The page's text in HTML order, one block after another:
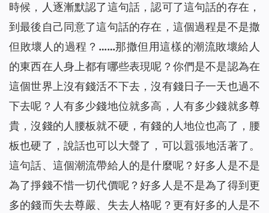
時候，人逐漸默認了這句話，認可了這句話的存在，
到最後自己同意了這句話的存在，這個過程是不是撒
但敗壞人的過程？……那撒但用這樣的潮流敗壞給人
的東西在人身上都有哪些表現呢？你們是不是認為在
這個世界上沒有錢活不下去，沒有錢日子一天也過不
下去呢？人有多少錢地位就多高，人有多少錢就多尊
貴，沒錢的人腰板就不硬，有錢的人地位也高了，腰
板也硬了，說話也可以大聲了，可以囂張地活著了。
這句話、這個潮流帶給人的是什麼呢？好多人是不是
為了掙錢不惜一切代價呢？好多人是不是為了得到更
多的錢而失去尊嚴、失去人格呢？更有好多的人是不